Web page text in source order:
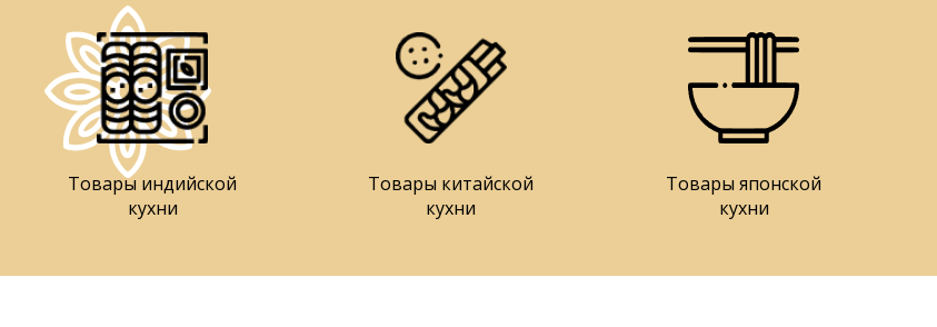
Товары индийской
кухни
Товары китайской
кухни
Товары японской
кухни